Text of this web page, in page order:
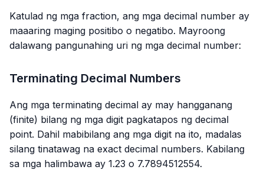
Katulad ng mga fraction, ang mga decimal number ay
maaaring maging positibo o negatibo. Mayroong
dalawang pangunahing uri ng mga decimal number:
Terminating Decimal Numbers
Ang mga terminating decimal ay may hangganang
(finite) bilang ng mga digit pagkatapos ng decimal
point. Dahil mabibilang ang mga digit na ito, madalas
silang tinatawag na exact decimal numbers. Kabilang
sa mga halimbawa ay 1.23 o 7.7894512554.